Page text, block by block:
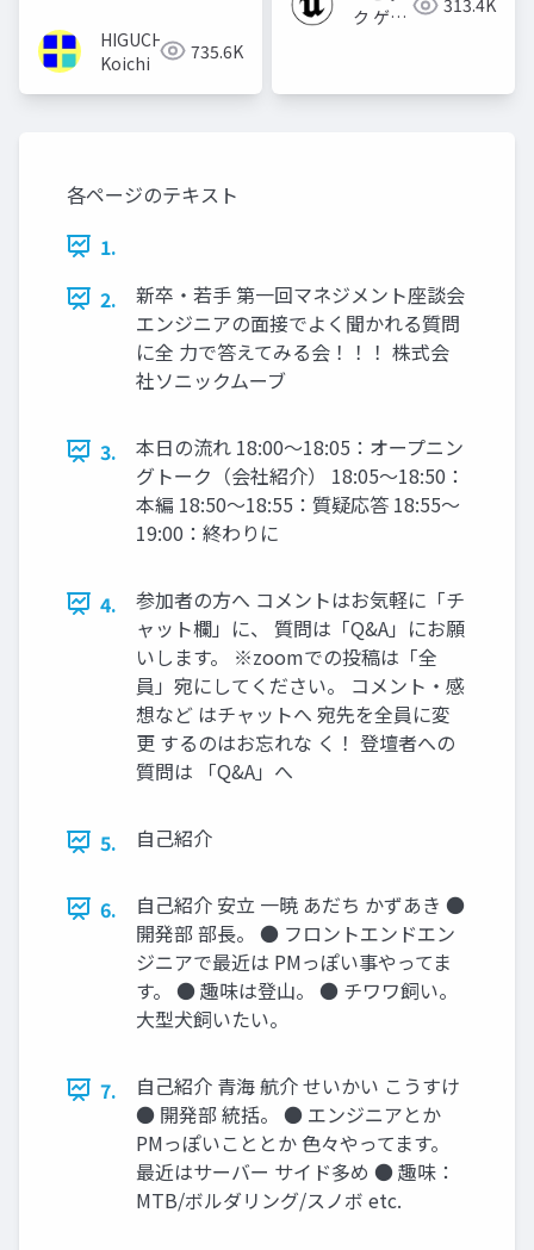
HIGUCHI
Koichi
735.6K
ク ゲー
313.4K
各ページのテキスト
1.
2.
新卒・若手 第一回マネジメント座談会
エンジニアの面接でよく聞かれる質問
に全 力で答えてみる会！！！ 株式会
社ソニックムーブ
3.
本日の流れ 18:00〜18:05：オープニン
グトーク（会社紹介） 18:05〜18:50：
本編 18:50〜18:55：質疑応答 18:55〜
19:00：終わりに
4.
参加者の方へ コメントはお気軽に「チ
ャット欄」に、 質問は「Q&A」にお願
いします。 ※zoomでの投稿は「全
員」宛にしてください。 コメント・感
想など はチャットへ 宛先を全員に変
更 するのはお忘れな く！ 登壇者への
質問は 「Q&A」へ
5. 自己紹介
6.
自己紹介 安立 一暁 あだち かずあき ●
開発部 部長。 ● フロントエンドエン
ジニアで最近は PMっぽい事やってま
す。 ● 趣味は登山。 ● チワワ飼い。
大型犬飼いたい。
7.
自己紹介 青海 航介 せいかい こうすけ
● 開発部 統括。 ● エンジニアとか
PMっぽいこととか 色々やってます。
最近はサーバー サイド多め ● 趣味：
MTB/ボルダリング/スノボ etc.